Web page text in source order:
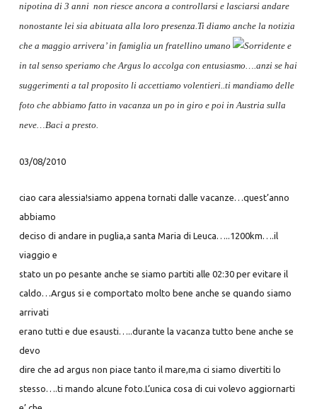
nipotina di 3 anni non riesce ancora a controllarsi e lasciarsi andare
nonostante lei sia abituata alla loro presenza.Ti diamo anche la notizia
che a maggio arrivera’ in famiglia un fratellino umano
e
in tal senso speriamo che Argus lo accolga con entusiasmo….anzi se hai
suggerimenti a tal proposito li accettiamo volentieri..ti mandiamo delle
foto che abbiamo fatto in vacanza un po in giro e poi in Austria sulla
neve…Baci a presto.
03/08/2010
ciao cara alessia!siamo appena tornati dalle vacanze…quest’anno
abbiamo
deciso di andare in puglia,a santa Maria di Leuca…..1200km….il
viaggio e
stato un po pesante anche se siamo partiti alle 02:30 per evitare il
caldo…Argus si e comportato molto bene anche se quando siamo
arrivati
erano tutti e due esausti…..durante la vacanza tutto bene anche se
devo
dire che ad argus non piace tanto il mare,ma ci siamo divertiti lo
stesso….ti mando alcune foto.L’unica cosa di cui volevo aggiornarti